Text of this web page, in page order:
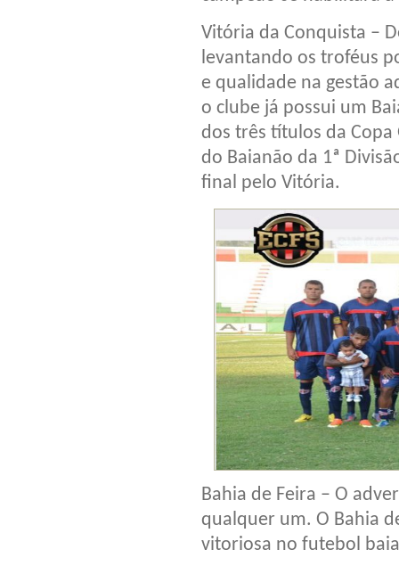
Vitória da Conquista –
levantando os troféus
e qualidade na gestão
o clube já possui um
dos três títulos da Copa
do Baianão da 1ª
final pelo Vitória.
Bahia de Feira – O
qualquer um. O Bahia
vitoriosa no futebol